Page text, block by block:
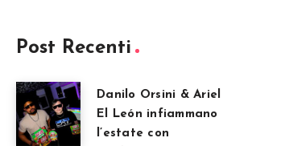
Post Recenti
Danilo Orsini & Ariel
El León infiammano
l’estate con